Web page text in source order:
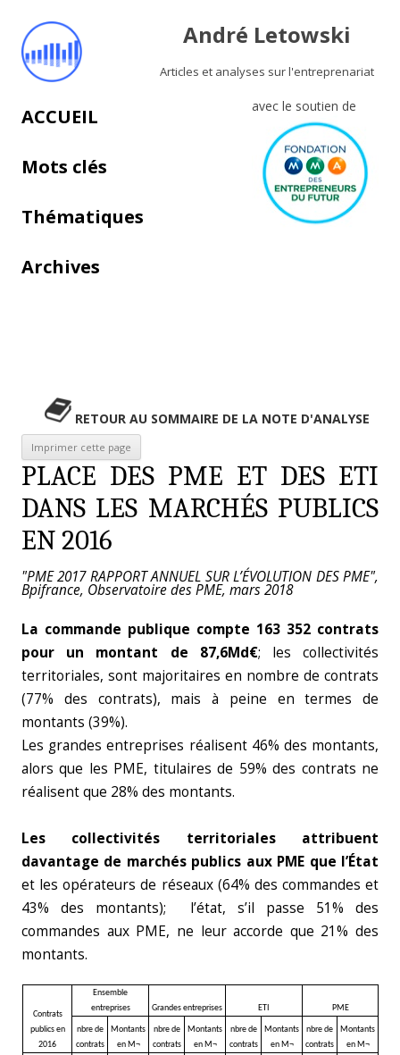
André Letowski
Articles et analyses sur l'entreprenariat
avec le soutien de
Aller au contenu principal
ACCUEIL
Mots clés
Thématiques
Archives
RETOUR AU SOMMAIRE DE LA NOTE D'ANALYSE
PLACE DES PME ET DES ETI
DANS LES MARCHÉS PUBLICS
EN 2016
"PME 2017 RAPPORT ANNUEL SUR L’ÉVOLUTION DES PME",
Bpifrance, Observatoire des PME, mars 2018
La commande publique compte 163 352 contrats
pour un montant de 87,6Md€; les collectivités
territoriales, sont majoritaires en nombre de contrats
(77% des contrats), mais à peine en termes de
montants (39%).
Les grandes entreprises réalisent 46% des montants,
alors que les PME, titulaires de 59% des contrats ne
réalisent que 28% des montants.
Les collectivités territoriales attribuent
davantage de marchés publics aux PME que l’État
et les opérateurs de réseaux (64% des commandes et
43% des montants); l’état, s’il passe 51% des
commandes aux PME, ne leur accorde que 21% des
montants.
Contrats
publics en
2016
Ensemble
entreprises
Grandes entreprises ETI PME
nbre de
contrats
Montants
en M¬
nbre de
contrats
Montants
en M¬
nbre de
contrats
Montants
en M¬
nbre de
contrats
Montants
en M¬